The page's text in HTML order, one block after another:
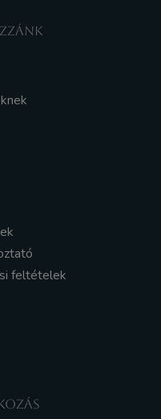
feltételek